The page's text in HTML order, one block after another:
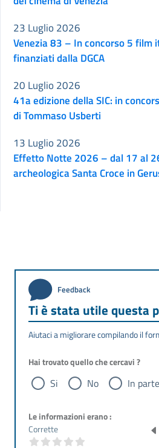
Venezia 83 – In concorso 5 film
finanziati dalla DGCA
23 Luglio 2026
41a edizione della SIC: in
di Tommaso Usberti
20 Luglio 2026
Effetto Notte 2026 – dal 17 al
archeologica Santa Croce in
13 Luglio 2026
Feedback
Ti è stata utile questa
Aiutaci a migliorare compilando il
Hai trovato quello che cercavi ?
Si No In parte
Le informazioni erano :
Corrette